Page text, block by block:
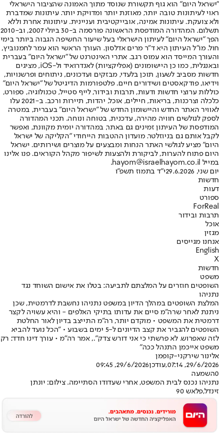
"ישראל היום" הוא גוף תקשורת שנוסד מתוך האמונה שהציבור הישראלי
ראוי לעיתונות טובה יותר, מאוזנת יותר ומדויקת יותר. עיתונות שמדברת
ולא צועקת. עיתונות אמינה, אובייקטיבית ועניינית. עיתונות אחרת וללא
תשלום. המהדורה המודפסת הראשונה פורסמה ב-30 ביולי 2007, וב-2010
הפך "ישראל היום" לעיתון הישראלי בעל שיעור החשיפה הגבוה ביותר בימי
חול. מו"ל העיתון היא ד"ר מרים אדלסון. העורך הראשי הוא עמר לחמנוביץ,
והעורך המייסד הוא עמוס רגב. אתרי האינטרנט של "ישראל היום" בעברית
ובאנגלית, כמו כן היישומונים (אפליקציות) לאנדרואיד ול-iOS, מציגים
חדשות מסביב לשעון, תוכן בלעדי, מבזקים ועדכונים, ניתוחים ופרשנויות,
וידיאו, פודקאסטים ושידורים חיים. פלטפורמות הדיגיטל של "ישראל היום"
כוללות ערוצי חדשות ודעות, תרבות ובידור, לייף סטייל, טכנולוגיה, ספורט,
כלכלה וצרכנות, בריאות, חיילים, אוכל, יהדות, תיירות ורכב. ב-2021 עלו
לאוויר האתר החדש והיישומון החדש של "ישראל היום" בעברית, במטרה
לספק לגולשים חוויה מהירה, עדכנית, בטוחה ונוחה. תכני המהדורה
המודפסת של העיתון זמינים גם באתר, במהדורה יומית מקוונת, ואפשר
לקבל אותם גם בניוזלטר. מועדון ההטבות הייחודי "הקליקה של ישראל
היום" מציע לגולשי האתר הנחות ומבצעים על מוצרים ושירותים. ישראל
היום פתוח להערות, לביקורת ולהצעות לשיפור מקהל הקוראים. פנו אלינו
במייל hayom@israelhayom.co.il.
יום שני, 29.6.2026
י"ד בתמוז תשפ"ו
חדשות
דעות
ספורט
ForReal
תרבות ובידור
אוכל
מגזין
אנחנו מגייסים
English
X
חדשות
משפט
השופטים חוזרים על המלצתם לתביעה: בטלו את אישום השוחד נגד
נתניהו
המלצת השופטים במהלך הדיון במשפט נתניהו נחשבת לדרמטית, שכן
ניתנת לאחר שרה"מ סיים את עדותו בתיקי האלפים - והיא עשויה לקצר
דרמטית את המשפט • מוקדם יותר, רה"מ התייצב בדיון לאור החלטת
השופטים להגביר את קצב הדיונים ל-5 ימים בשבוע • "הכל נועד להביא
לזה שאפרוש. לא פרשתי כי אני דורש צדק"., אמר רה"מ • עורך דינו חדד: רק
משפט אייכמן התנהל ככה"
אלינור שירקני-קופמן
29/6/2026, 07:14
,עודכן29/6/2026, 09:45
0השמעה
נתניהו נכנס לבית המשפט, אחרי שעדודו הסתיימה. צילום: יונתן
זינדל,פלאש 90